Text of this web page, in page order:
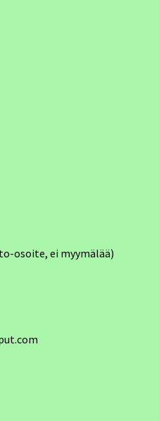
osoite, ei myymälää)